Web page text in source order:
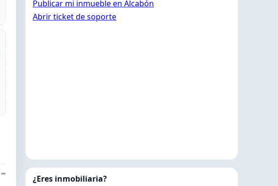
➡️
Publicar mi inmueble en Alcabón
Abrir ticket de soporte
¿Eres inmobiliaria?